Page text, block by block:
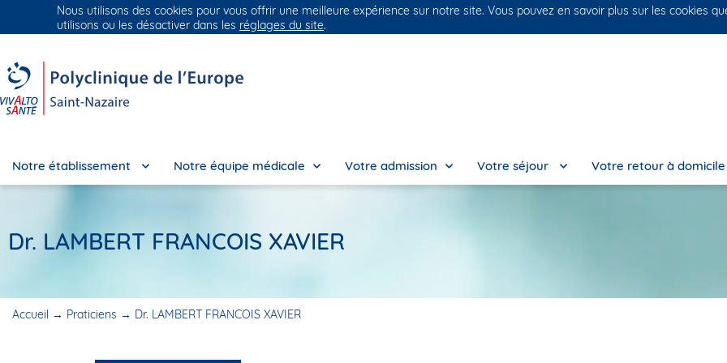
Groupe Vivalto Santé Entre nous, la vie
Notre établissement Notre équipe médicale Votre admission Votre séjour Votre retour à domicile
Dr. LAMBERT FRANCOIS XAVIER
Accueil → Praticiens → Dr. LAMBERT FRANCOIS XAVIER
Nous utilisons des cookies pour vous offrir une meilleure expérience sur notre site. Vous pouvez en savoir plus sur les cookies
utilisons ou les désactiver dans les réglages du site.